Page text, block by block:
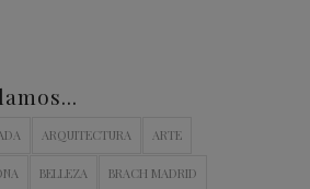
ARQUITECTURA ARTE
BELLEZA BRACH MADRID